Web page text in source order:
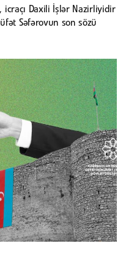
icraçı Daxili İşlər Nazirliyidir
Səfərovun son sözü